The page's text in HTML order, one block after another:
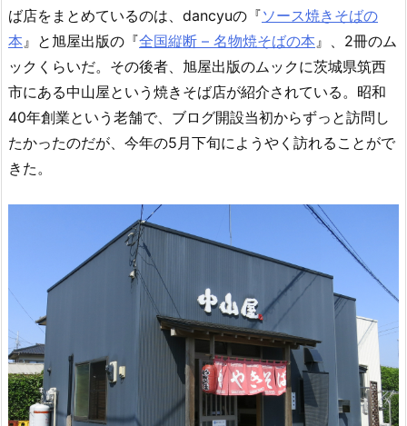
ば店をまとめているのは、dancyuの『ソース焼きそばの
本 』と旭屋出版の『全国縦断 – 名物焼そばの本 』、2冊のム
ックくらいだ。その後者、旭屋出版のムックに茨城県筑西
市にある中山屋という焼きそば店が紹介されている。昭和
40年創業という老舗で、ブログ開設当初からずっと訪問し
たかったのだが、今年の5月下旬にようやく訪れることがで
きた。